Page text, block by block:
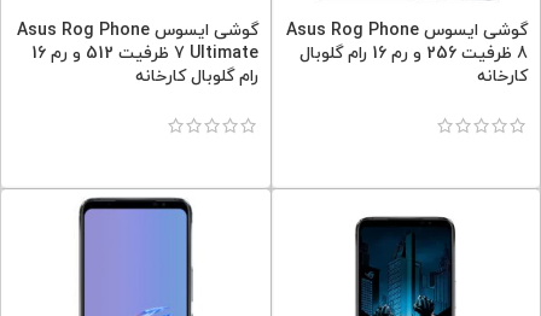
گوشی ایسوس Asus Rog Phone
8 ظرفیت 256 و رم 16 رام گلوبال
کارخانه
گوشی ایسوس Asus Rog Phone
7 Ultimate ظرفیت 512 و رم 16
رام گلوبال کارخانه